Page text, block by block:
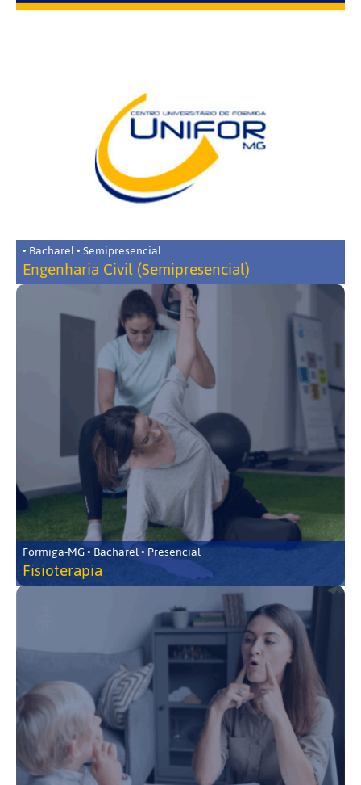
• Bacharel • Semipresencial
Engenharia Civil (Semipresencial)
Formiga-MG • Bacharel • Presencial
Fisioterapia